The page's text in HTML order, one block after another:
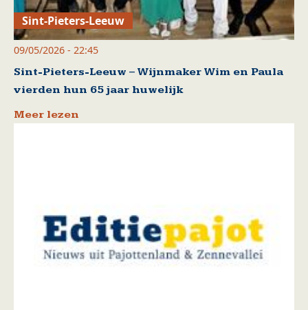
Sint-Pieters-Leeuw
09/05/2026 - 22:45
Sint-Pieters-Leeuw – Wijnmaker Wim en Paula
vierden hun 65 jaar huwelijk
Meer lezen